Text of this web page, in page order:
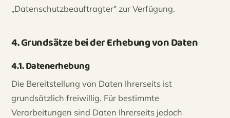
„Datenschutzbeauftragter" zur Verfügung.
4. Grundsätze bei der Erhebung von Daten
4.1. Datenerhebung
Die Bereitstellung von Daten Ihrerseits ist
grundsätzlich freiwillig. Für bestimmte
Verarbeitungen sind Daten Ihrerseits jedoch